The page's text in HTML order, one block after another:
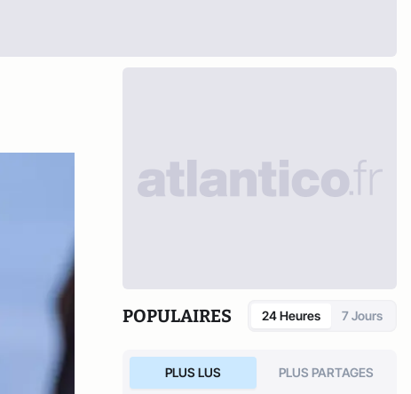
POPULAIRES 24 Heures 7 Jours
PLUS LUS PLUS PARTAGES